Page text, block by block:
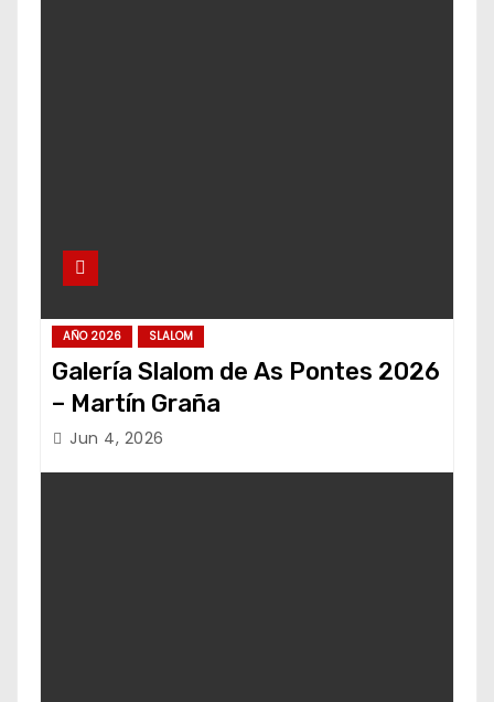
AÑO 2026 SLALOM
Galería Slalom de As Pontes 2026
– Martín Graña
Jun 4, 2026